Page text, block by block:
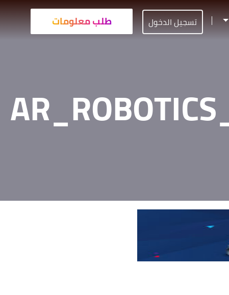
طلب معلومات تسجيل الدخول